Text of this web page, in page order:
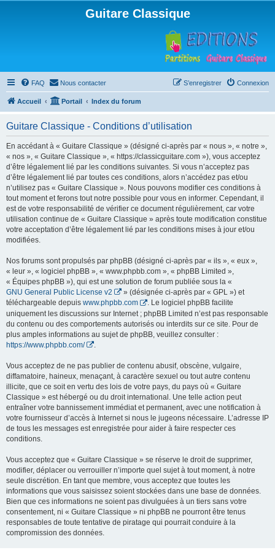
Guitare Classique
FAQ Nous contacter Connexion
S’enregistrer
Accueil Portail Index du forum
Guitare Classique - Conditions d’utilisation
En accédant à « Guitare Classique » (désigné ci-après par « nous », « notre »,
« nos », « Guitare Classique », « https://classicguitare.com »), vous acceptez
d’être légalement lié par les conditions suivantes. Si vous n’acceptez pas
d’être légalement lié par toutes ces conditions, alors n’accédez pas et/ou
n’utilisez pas « Guitare Classique ». Nous pouvons modifier ces conditions à
tout moment et ferons tout notre possible pour vous en informer. Cependant, il
est de votre responsabilité de vérifier ce document régulièrement, car votre
utilisation continue de « Guitare Classique » après toute modification constitue
votre acceptation d’être légalement lié par les conditions mises à jour et/ou
modifiées.
Nos forums sont propulsés par phpBB (désigné ci-après par « ils », « eux »,
« leur », « logiciel phpBB », « www.phpbb.com », « phpBB Limited »,
« Équipes phpBB »), qui est une solution de forum publiée sous la «
GNU General Public License v2
» (désignée ci-après par « GPL ») et
téléchargeable depuis www.phpbb.com
. Le logiciel phpBB facilite
uniquement les discussions sur Internet ; phpBB Limited n’est pas responsable
du contenu ou des comportements autorisés ou interdits sur ce site. Pour de
plus amples informations au sujet de phpBB, veuillez consulter :
https://www.phpbb.com/
Vous acceptez de ne pas publier de contenu abusif, obscène, vulgaire,
diffamatoire, haineux, menaçant, à caractère sexuel ou tout autre contenu
illicite, que ce soit en vertu des lois de votre pays, du pays où « Guitare
Classique » est hébergé ou du droit international. Une telle action peut
entraîner votre bannissement immédiat et permanent, avec une notification à
votre fournisseur d’accès à Internet si nous le jugeons nécessaire. L’adresse IP
de tous les messages est enregistrée pour aider à faire respecter ces
conditions.
Vous acceptez que « Guitare Classique » se réserve le droit de supprimer,
modifier, déplacer ou verrouiller n’importe quel sujet à tout moment, à notre
seule discrétion. En tant que membre, vous acceptez que toutes les
informations que vous saisissez soient stockées dans une base de données.
Bien que ces informations ne soient pas divulguées à un tiers sans votre
consentement, ni « Guitare Classique » ni phpBB ne pourront être tenus
responsables de toute tentative de piratage qui pourrait conduire à la
compromission des données.